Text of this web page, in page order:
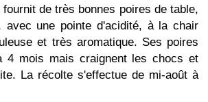
fournit de très bonnes poires de table,
avec une pointe d'acidité, à la chair
et très aromatique. Ses poires
4 mois mais craignent les chocs et
La récolte s'effectue de mi-août à